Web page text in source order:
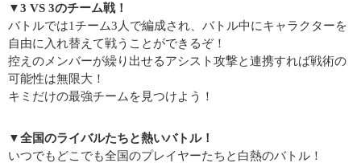
▼3 VS 3のチーム戦！
バトルでは1チーム3人で編成され、バトル中にキャラクターを
自由に入れ替えて戦うことができるぞ！
控えのメンバーが繰り出せるアシスト攻撃と連携すれば戦術の
可能性は無限大！
キミだけの最強チームを見つけよう！
▼全国のライバルたちと熱いバトル！
いつでもどこでも全国のプレイヤーたちと白熱のバトル！